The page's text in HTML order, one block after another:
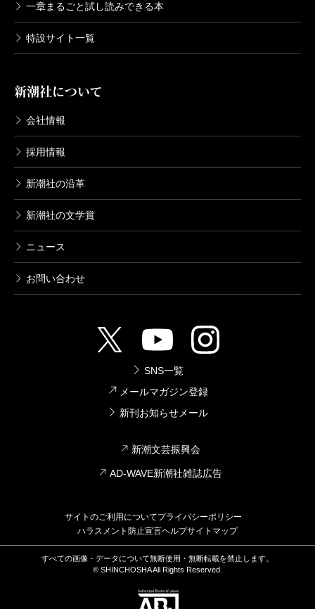
一章まるごと試し読みできる本
特設サイト一覧
新潮社について
会社情報
採用情報
新潮社の沿革
新潮社の文学賞
ニュース
お問い合わせ
SNS一覧
メールマガジン登録
新刊お知らせメール
新潮文芸振興会
AD-WAVE新潮社雑誌広告
サイトのご利用についてプライバシーポリシー
ハラスメント防止宣言ヘルプサイトマップ
すべての画像・データについて無断使用・無断転載を禁止します。
© SHINCHOSHA All Rights Reserved.